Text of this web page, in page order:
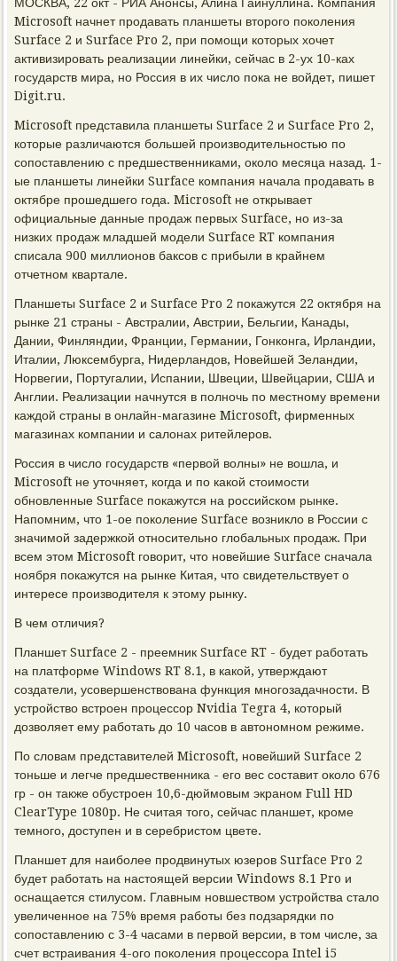
Microsoft начнет продавать планшеты второго поколения
Surface 2 и Surface Pro 2, при помощи которых хочет
активизировать реализации линейки, сейчас в 2-ух 10-ках
государств мира, но Россия в их число пока не войдет, пишет
Digit.ru.
Microsoft представила планшеты Surface 2 и Surface Pro 2,
которые различаются большей производительностью по
сопоставлению с предшественниками, около месяца назад. 1-
ые планшеты линейки Surface компания начала продавать в
октябре прошедшего года. Microsoft не открывает
официальные данные продаж первых Surface, но из-за
низких продаж младшей модели Surface RT компания
списала 900 миллионов баксов с прибыли в крайнем
отчетном квартале.
Планшеты Surface 2 и Surface Pro 2 покажутся 22 октября на
рынке 21 страны - Австралии, Австрии, Бельгии, Канады,
Дании, Финляндии, Франции, Германии, Гонконга, Ирландии,
Италии, Люксембурга, Нидерландов, Новейшей Зеландии,
Норвегии, Португалии, Испании, Швеции, Швейцарии, США и
Англии. Реализации начнутся в полночь по местному времени
каждой страны в онлайн-магазине Microsoft, фирменных
магазинах компании и салонах ритейлеров.
Россия в число государств «первой волны» не вошла, и
Microsoft не уточняет, когда и по какой стоимости
обновленные Surface покажутся на российском рынке.
Напомним, что 1-ое поколение Surface возникло в России с
значимой задержкой относительно глобальных продаж. При
всем этом Microsoft говорит, что новейшие Surface сначала
ноября покажутся на рынке Китая, что свидетельствует о
интересе производителя к этому рынку.
В чем отличия?
Планшет Surface 2 - преемник Surface RT - будет работать
на платформе Windows RT 8.1, в какой, утверждают
создатели, усовершенствована функция многозадачности. В
устройство встроен процессор Nvidia Tegra 4, который
дозволяет ему работать до 10 часов в автономном режиме.
По словам представителей Microsoft, новейший Surface 2
тоньше и легче предшественника - его вес составит около 676
гр - он также обустроен 10,6-дюймовым экраном Full HD
ClearType 1080p. Не считая того, сейчас планшет, кроме
темного, доступен и в серебристом цвете.
Планшет для наиболее продвинутых юзеров Surface Pro 2
будет работать на настоящей версии Windows 8.1 Pro и
оснащается стилусом. Главным новшеством устройства стало
увеличенное на 75% время работы без подзарядки по
сопоставлению с 3-4 часами в первой версии, в том числе, за
счет встраивания 4-ого поколения процессора Intel i5